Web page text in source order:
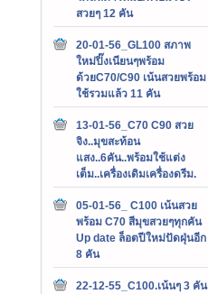
สวยๆ 12 คัน
20-01-56_GL100 สภาพ
ใหม่ปิ๊งเนียนๆพร้อม
ด้วยC70/C90 เน้นสวยพร้อม
ใช้รวมแล้ว 11 คัน
13-01-56_C70 C90 สวย
จิง..มุขสะท้อน
แสง..6คัน..พร้อมใช้แต่ง
เต็ม..เครื่องเดิมเครื่องดรีม.
05-01-56_ C100 เน้นสวย
พร้อม C70 สีมุขสวยๆทุกคัน
Up date ล็อตปีใหม่ปัดฝุ่นอีก
8 คัน
22-12-55_C100.เน้นๆ 3 คัน